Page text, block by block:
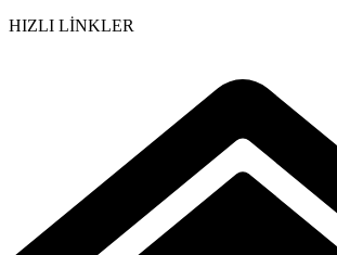
HIZLI LİNKLER